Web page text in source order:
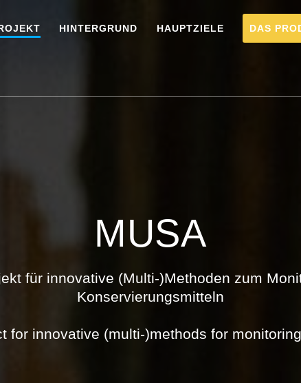
HINTERGRUND HAUPTZIELE DAS
MUSA
für innovative (Multi-)Methoden zum
Konservierungsmitteln
for innovative (multi-)methods for